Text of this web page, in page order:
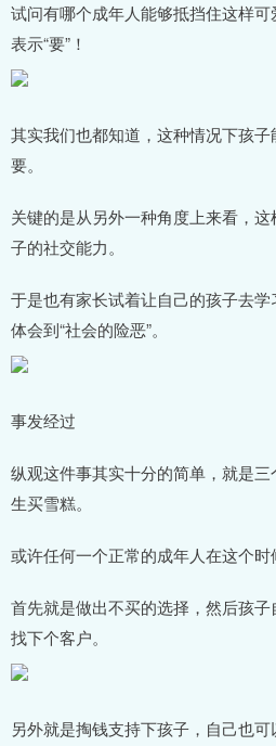
试问有哪个成年人能够抵挡住这样
表示“要”！
其实我们也都知道，这种情况下孩
要。
关键的是从另外一种角度上来看，
子的社交能力。
于是也有家长试着让自己的孩子去
体会到“社会的险恶”。
事发经过
纵观这件事其实十分的简单，就是
生买雪糕。
或许任何一个正常的成年人在这个时
首先就是做出不买的选择，然后孩
找下个客户。
另外就是掏钱支持下孩子，自己也